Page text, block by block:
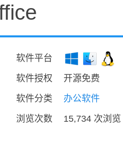
软件平台
软件授权
开源免费
软件分类
办公软件
浏览次数
15,734 次浏览